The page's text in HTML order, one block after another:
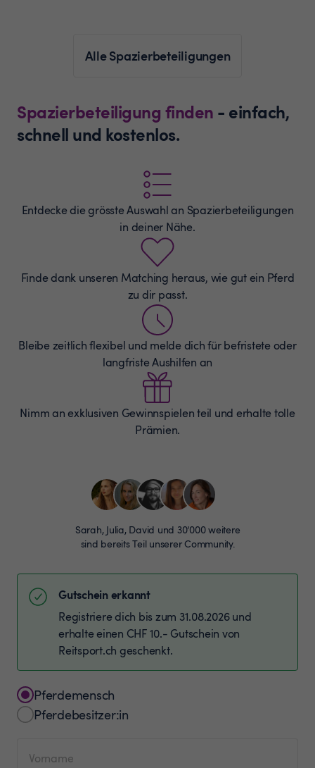
Alle Spazierbeteiligungen
Spazierbeteiligung finden - einfach,
schnell und kostenlos.
Entdecke die grösste Auswahl an Spazierbeteiligungen
in deiner Nähe.
Finde dank unseren Matching heraus, wie gut ein Pferd
zu dir passt.
Bleibe zeitlich flexibel und melde dich für befristete oder
langfriste Aushilfen an
Nimm an exklusiven Gewinnspielen teil und erhalte tolle
Prämien.
Sarah, Julia, David und 30’000 weitere
sind bereits Teil unserer Community.
Gutschein erkannt
Registriere dich bis zum 31.08.2026 und
erhalte einen CHF 10.- Gutschein von
Reitsport.ch geschenkt.
Pferdemensch
Pferdebesitzer:in
Vorname